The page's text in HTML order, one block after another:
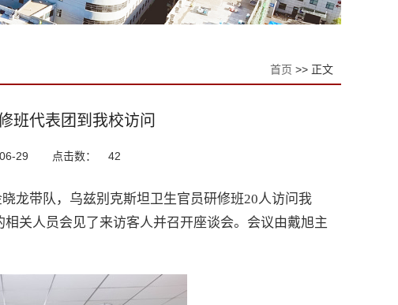
首页 >> 正文
班代表团到我校访问
29 点击数： 42
龙带队，乌兹别克斯坦卫生官员研修班20人访问我
关人员会见了来访客人并召开座谈会。会议由戴旭主